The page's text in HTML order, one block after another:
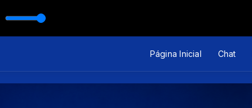
Página Inicial Chat